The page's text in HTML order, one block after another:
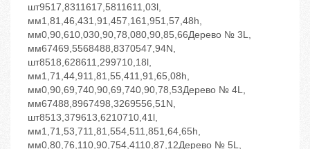
шт9517,8311617,5811611,03l,
мм1,81,46,431,91,457,161,951,57,48h,
мм0,90,610,030,90,78,080,90,85,66Дерево № 3L,
мм67469,5568488,8370547,94N,
шт8518,628611,299710,18l,
мм1,71,44,911,81,55,411,91,65,08h,
мм0,90,69,740,90,69,740,90,78,53Дерево № 4L,
мм67488,8967498,3269556,51N,
шт8513,379613,6210710,41l,
мм1,71,53,711,81,554,511,851,64,65h,
мм0,80,76,110,90,754,4110,87,12Дерево № 5L,